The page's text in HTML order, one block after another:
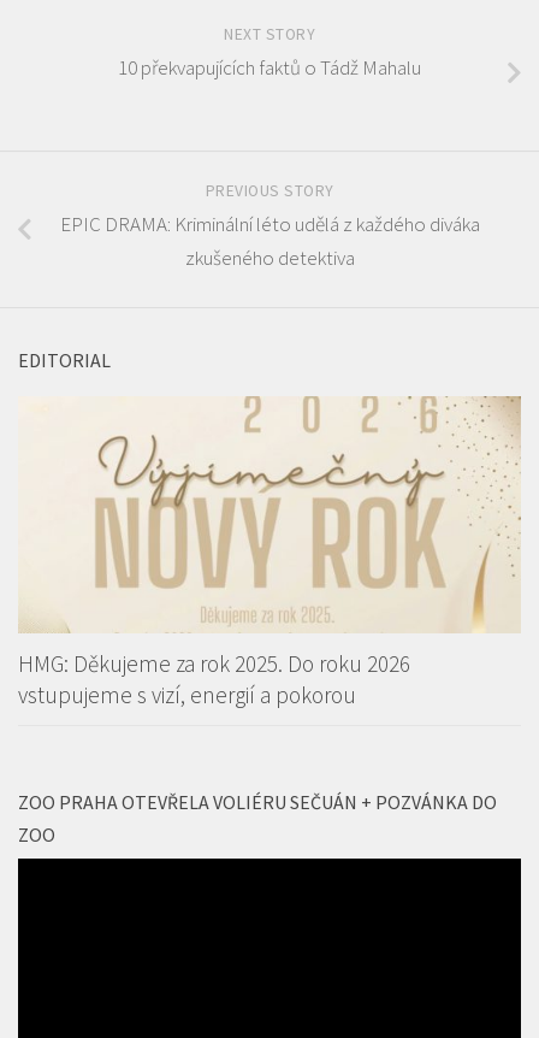
NEXT STORY
10 překvapujících faktů o Tádž Mahalu
PREVIOUS STORY
EPIC DRAMA: Kriminální léto udělá z každého diváka
zkušeného detektiva
EDITORIAL
HMG: Děkujeme za rok 2025. Do roku 2026
vstupujeme s vizí, energií a pokorou
ZOO PRAHA OTEVŘELA VOLIÉRU SEČUÁN + POZVÁNKA DO
ZOO